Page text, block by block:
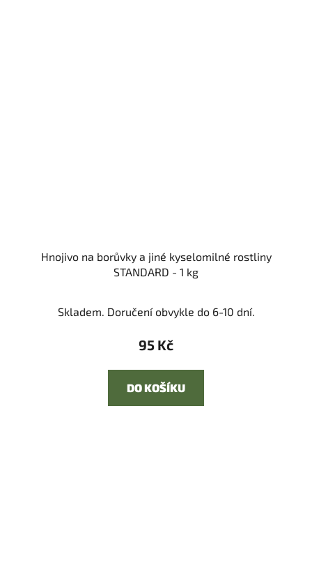
Hnojivo na borůvky a jiné kyselomilné rostliny
STANDARD - 1 kg
Skladem. Doručení obvykle do 6-10 dní.
95 Kč
DO KOŠÍKU